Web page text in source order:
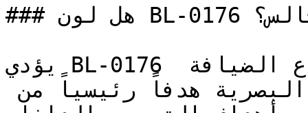
### هل لون BL-0176 مناسب لغرف النوم أو المجالس؟
يؤدي BL-0176 دوره بامتياز في قطاع الضيافة
والمطاعم، حيث تعتبر الحيوية البصرية هدفاً رئيسياً من